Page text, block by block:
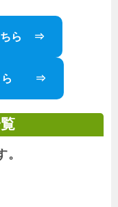
ちら ⇒
ちら ⇒